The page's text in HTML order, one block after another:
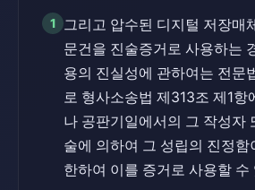
1
그리고 압수된 디지털 저장매
문건을 진술증거로 사용하는
용의 진실성에 관하여는 전문
로 형사소송법 제313조 제1항
나 공판기일에서의 그 작성자
술에 의하여 그 성립의 진정함
한하여 이를 증거로 사용할 수